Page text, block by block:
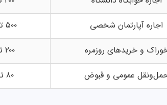
اجاره آپارتمان شخصی
۵۰۰ تا ۱,۰۰۰ دلار
و خریدهای روزمره
۲۰۰ تا ۳۰۰ دلار
عمومی و قبوض
۸۰ تا ۱۵۰ دلار